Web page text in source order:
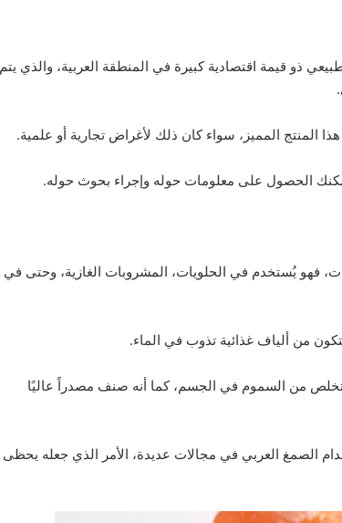
ذو قيمة اقتصادية كبيرة في المنطقة العربية، والذي يتم
المنتج المميز، سواء كان ذلك لأغراض تجارية أو علمية.
الحصول على معلومات حوله وإجراء بحوث حوله.
فهو يُستخدم في الحلويات، المشروبات الغازية، وحتى في
من ألياف غذائية تذوب في الماء.
من السموم في الجسم، كما أنه صنف مصدراً عاليًا
الصمغ العربي في مجالات عديدة، الأمر الذي جعله يحظى